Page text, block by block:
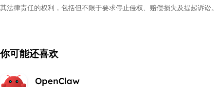
其法律责任的权利，包括但不限于要求停止侵权、赔偿损失及提起诉讼。
你可能还喜欢
OpenClaw